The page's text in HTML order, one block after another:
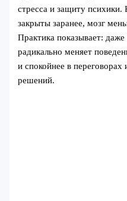
стресса и защиту психики.
закрыты заранее, мозг
Практика показывает:
радикально меняет
и спокойнее в
решений.